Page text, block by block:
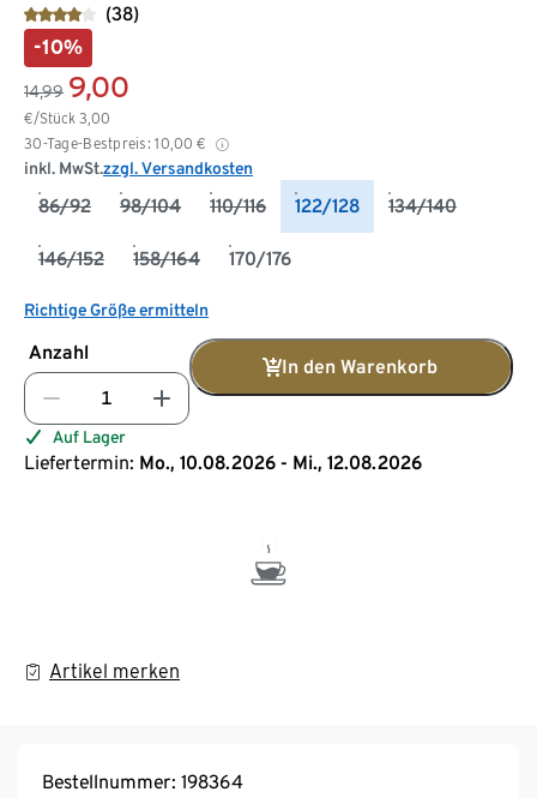
(38)
-10%
14,99 9,00
€/Stück 3,00
30-Tage-Bestpreis: 10,00 €
inkl. MwSt.zzgl. Versandkosten
86/92 98/104 110/116 122/128 134/140
146/152 158/164 170/176
Richtige Größe ermitteln
Anzahl
In den Warenkorb
Auf Lager
Liefertermin: Mo., 10.08.2026 - Mi., 12.08.2026
Artikel merken
Bestellnummer: 198364